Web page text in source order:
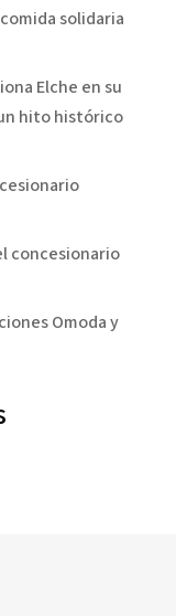
solidaria
Elche en su
hito histórico
concesionario
Omoda y